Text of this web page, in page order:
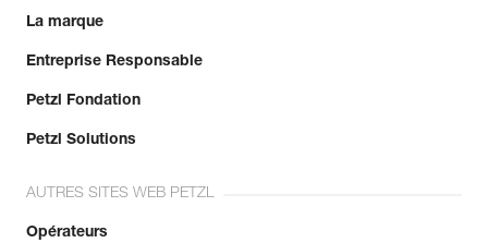
La marque
Entreprise Responsable
Petzl Fondation
Petzl Solutions
AUTRES SITES WEB PETZL
Opérateurs